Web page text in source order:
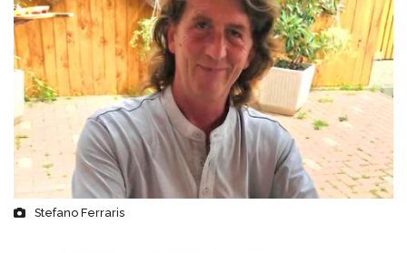
Stefano Ferraris